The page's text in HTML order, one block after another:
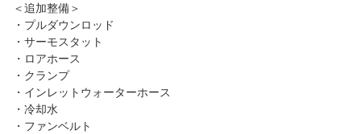
＜追加整備＞
・プルダウンロッド
・サーモスタット
・ロアホース
・クランプ
・インレットウォーターホース
・冷却水
・ファンベルト